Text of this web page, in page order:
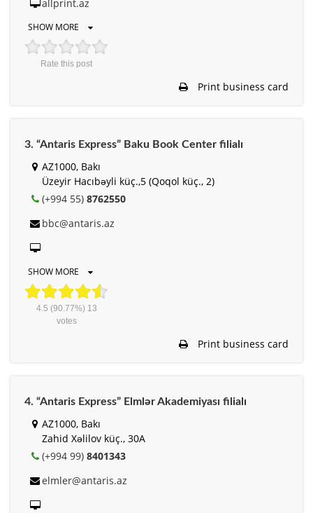
allprint.az
SHOW MORE
Rate this post
Print business card
3. “Antaris Express” Baku Book Center filialı
AZ1000, Bakı
Üzeyir Hacıbəyli küç.,5 (Qoqol küç., 2)
(+994 55) 8762550
bbc@antaris.az
SHOW MORE
4.5 (90.77%) 13
votes
Print business card
4. “Antaris Express” Elmlər Akademiyası filialı
AZ1000, Bakı
Zahid Xəlilov küç., 30A
(+994 99) 8401343
elmler@antaris.az